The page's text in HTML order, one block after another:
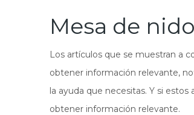
Mesa de
Los artículos que se muestran a
obtener información relevante,
la ayuda que necesitas. Y si estos
obtener información relevante.